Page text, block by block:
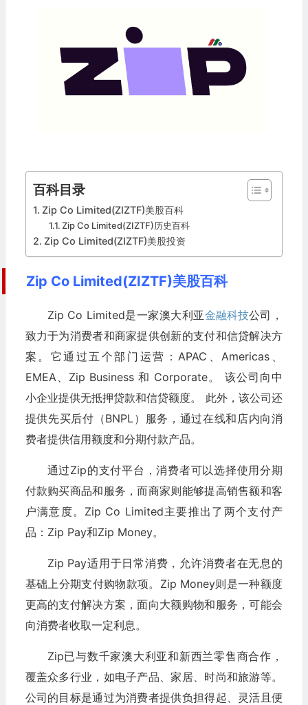
百科目录
Zip Co Limited(ZIZTF)美股百科
Zip Co Limited(ZIZTF)历史百科
Zip Co Limited(ZIZTF)美股投资
Zip Co Limited(ZIZTF)美股百科
Zip Co Limited是一家澳大利亚金融科技公司，
致力于为消费者和商家提供创新的支付和信贷解决方
案。它通过五个部门运营：APAC、Americas、
EMEA、Zip Business 和 Corporate。 该公司向中
小企业提供无抵押贷款和信贷额度。 此外，该公司还
提供先买后付（BNPL）服务，通过在线和店内向消
费者提供信用额度和分期付款产品。
通过Zip的支付平台，消费者可以选择使用分期
付款购买商品和服务，而商家则能够提高销售额和客
户满意度。Zip Co Limited主要推出了两个支付产
品：Zip Pay和Zip Money。
Zip Pay适用于日常消费，允许消费者在无息的
基础上分期支付购物款项。Zip Money则是一种额度
更高的支付解决方案，面向大额购物和服务，可能会
向消费者收取一定利息。
Zip已与数千家澳大利亚和新西兰零售商合作，
覆盖众多行业，如电子产品、家居、时尚和旅游等。
公司的目标是通过为消费者提供负担得起、灵活且便